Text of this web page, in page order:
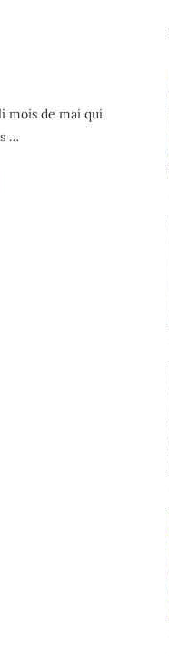
mois de mai qui
…